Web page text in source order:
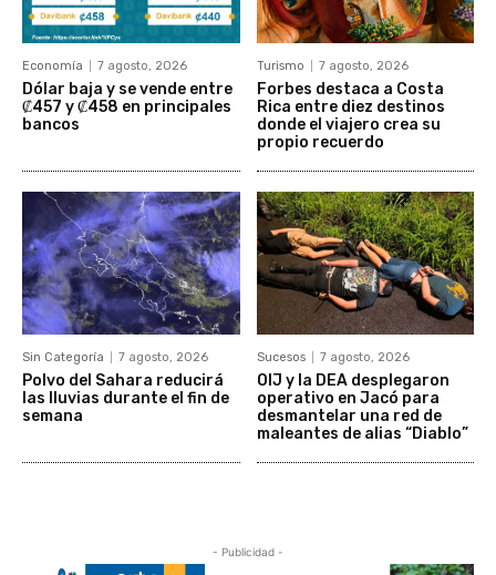
Economía 7 agosto, 2026
Dólar baja y se vende entre
₡457 y ₡458 en principales
bancos
Turismo 7 agosto, 2026
Forbes destaca a Costa
Rica entre diez destinos
donde el viajero crea su
propio recuerdo
Sin Categoría 7 agosto, 2026
Polvo del Sahara reducirá
las lluvias durante el fin de
semana
Sucesos 7 agosto, 2026
OIJ y la DEA desplegaron
operativo en Jacó para
desmantelar una red de
maleantes de alias “Diablo”
- Publicidad -